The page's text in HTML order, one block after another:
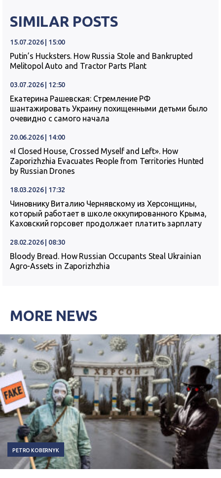
SIMILAR POSTS
15.07.2026 | 15:00
Putin’s Hucksters. How Russia Stole and Bankrupted
Melitopol Auto and Tractor Parts Plant
03.07.2026 | 12:50
Екатерина Рашевская: Стремление РФ
шантажировать Украину похищенными детьми было
очевидно с самого начала
20.06.2026 | 14:00
«I Closed House, Crossed Myself and Left». How
Zaporizhzhia Evacuates People from Territories Hunted
by Russian Drones
18.03.2026 | 17:32
Чиновнику Виталию Чернявскому из Херсонщины,
который работает в школе оккупированного Крыма,
Каховский горсовет продолжает платить зарплату
28.02.2026 | 08:30
Bloody Bread. How Russian Occupants Steal Ukrainian
Agro-Assets in Zaporizhzhia
MORE NEWS
PETRO KOBERNYK